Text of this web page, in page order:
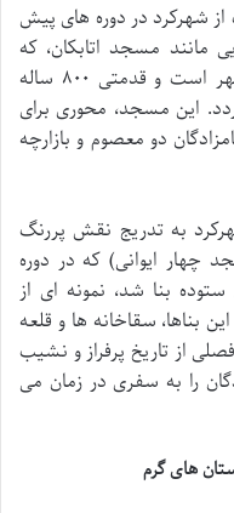
از شهرکرد در دوره های پیش
مانند مسجد اتابکان، که
قدیمی ترین بنای مذهبی و تاریخی شهر است و قدمتی ۸۰۰ ساله
این مسجد، محوری برای
دو معصوم و بازارچه
به تدریج نقش پررنگ
ایوانی) که در دوره
بنا شد، نمونه ای از
بناها، سقاخانه ها و قلعه
از تاریخ پرفراز و نشیب
را به سفری در زمان می
های گرم